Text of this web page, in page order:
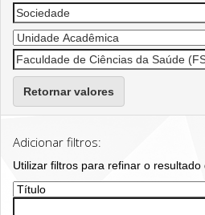
Retornar valores
Adicionar filtros:
Utilizar filtros para refinar o resultado